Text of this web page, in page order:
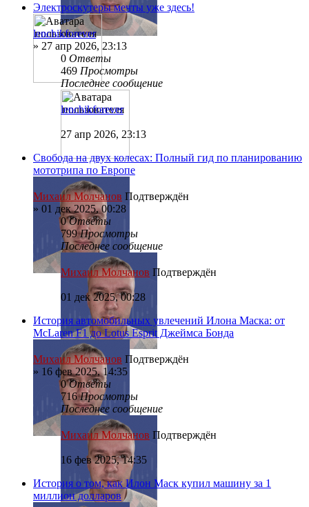
Электроскутеры мечты уже здесь!
lenchikforever
» 27 апр 2026, 23:13
0 Ответы
469 Просмотры
Последнее сообщение
lenchikforever
27 апр 2026, 23:13
Свобода на двух колесах: Полный гид по планированию
мототрипа по Европе
Михаил Молчанов Подтверждён
» 01 дек 2025, 00:28
0Ответы
799Просмотры
Последнее сообщение
Михаил Молчанов Подтверждён
01 дек 2025, 00:28
История автомобильных увлечений Илона Маска: от
McLaren F1 до Lotus Esprit Джеймса Бонда
Михаил Молчанов Подтверждён
» 16 фев 2025, 14:35
0Ответы
716Просмотры
Последнее сообщение
Михаил Молчанов Подтверждён
16 фев 2025, 14:35
История о том, как Илон Маск купил машину за 1
миллион долларов